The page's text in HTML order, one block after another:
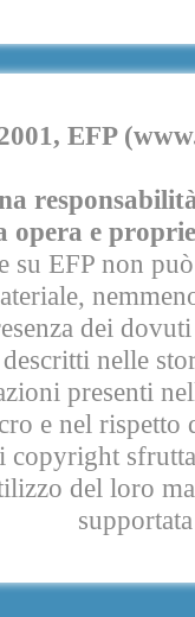
EFP
opera e
su EFP non
dei
nelle
presenti
e nel rispetto
del loro